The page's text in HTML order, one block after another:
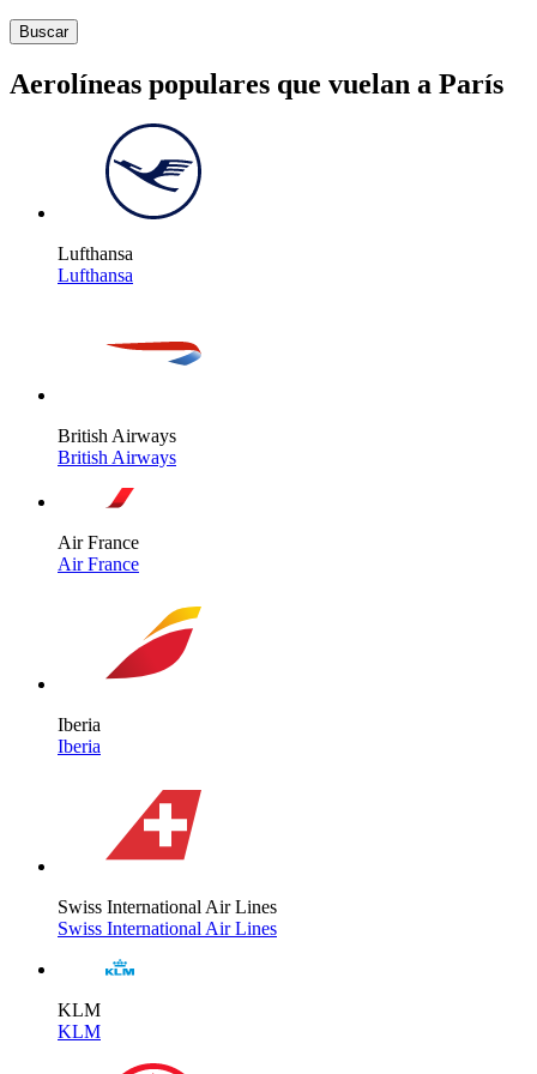
Buscar
Aerolíneas populares que vuelan a París
Lufthansa
Lufthansa
British Airways
British Airways
Air France
Air France
Iberia
Iberia
Swiss International Air Lines
Swiss International Air Lines
KLM
KLM